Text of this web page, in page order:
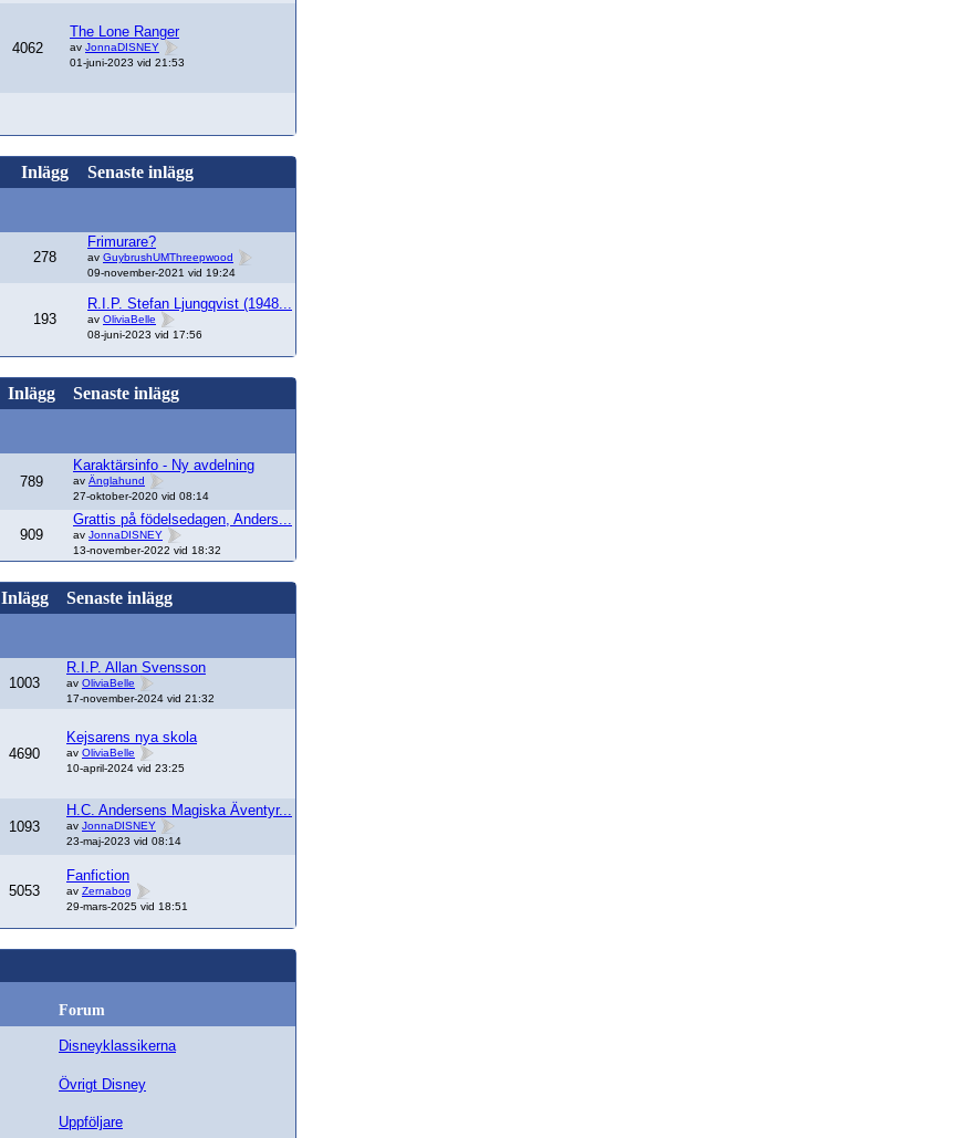
4062
The Lone Ranger
av JonnaDISNEY
01-juni-2023 vid 21:53
Inlägg Senaste inlägg
278
Frimurare?
av GuybrushUMThreepwood
09-november-2021 vid 19:24
193
R.I.P. Stefan Ljungqvist (1948...
av OliviaBelle
08-juni-2023 vid 17:56
Inlägg Senaste inlägg
789
Karaktärsinfo - Ny avdelning
av Änglahund
27-oktober-2020 vid 08:14
909
Grattis på födelsedagen, Anders...
av JonnaDISNEY
13-november-2022 vid 18:32
Inlägg Senaste inlägg
1003
R.I.P. Allan Svensson
av OliviaBelle
17-november-2024 vid 21:32
4690
Kejsarens nya skola
av OliviaBelle
10-april-2024 vid 23:25
1093
H.C. Andersens Magiska Äventyr...
av JonnaDISNEY
23-maj-2023 vid 08:14
5053
Fanfiction
av Zernabog
29-mars-2025 vid 18:51
Forum
Disneyklassikerna
Övrigt Disney
Uppföljare